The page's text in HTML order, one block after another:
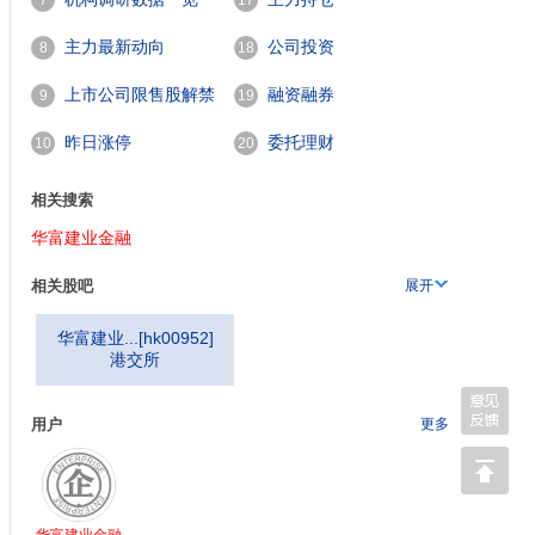
8 主力最新动向
9 上市公司限售股解禁
一览
10 昨日涨停
18 公司投资
19 融资融券
20 委托理财
相关搜索
华富建业金融
相关股吧 展开
华富建业... [hk00952]
港交所
用户 更多